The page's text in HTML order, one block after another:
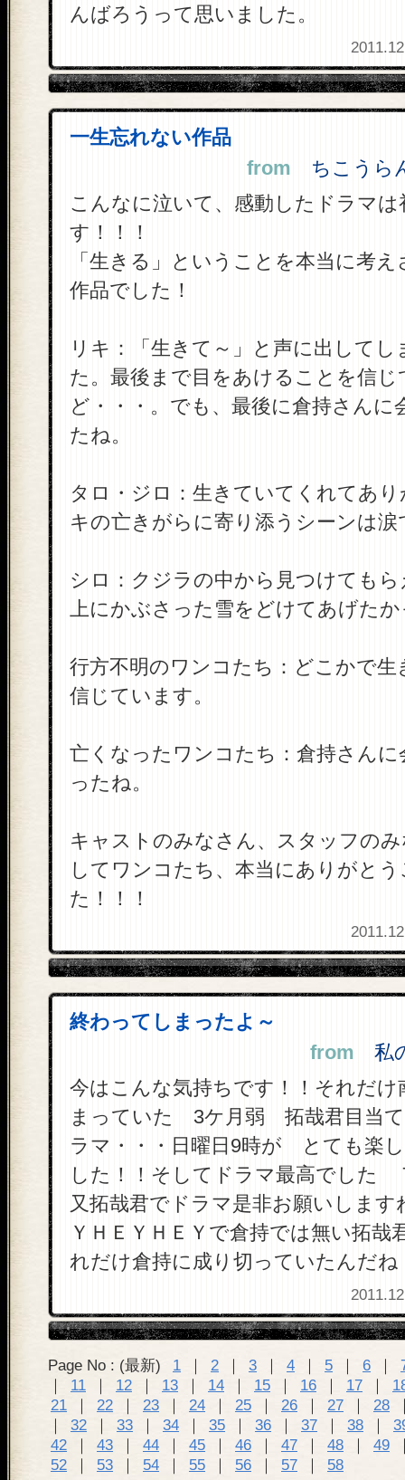
んばろうって思いました。
一生忘れない作品
from ちこうら
こんなに泣いて、感動したドラマは
す！！！
「生きる」ということを本当に考
作品でした！
リキ：「生きて～」と声に出してし
た。最後まで目をあけることを信じ
ど・・・。でも、最後に倉持さんに
たね。
タロ・ジロ：生きていてくれてあ
キの亡きがらに寄り添うシーンは涙
シロ：クジラの中から見つけても
上にかぶさった雪をどけてあげたか
行方不明のワンコたち：どこかで生
信じています。
亡くなったワンコたち：倉持さんに
ったね。
キャストのみなさん、スタッフの
してワンコたち、本当にありがと
た！！！
終わってしまったよ～
from 私
今はこんな気持ちです！！それだけ
まっていた 3ケ月弱 拓哉君目当
ラマ・・・日曜日9時が とても楽
した！！そしてドラマ最高でした
又拓哉君でドラマ是非お願いします
ＹＨＥＹＨＥＹで倉持では無い拓哉
れだけ倉持に成り切っていたんだね
Page No : (最新) 1 ｜ 2 ｜ 3 ｜ 4 ｜ 5 ｜ 6 ｜
｜
11 ｜ 12 ｜ 13 ｜ 14 ｜ 15 ｜ 16 ｜ 17 ｜
21
｜ 22 ｜ 23 ｜ 24 ｜ 25 ｜ 26 ｜ 27 ｜ 28
｜
32 ｜ 33 ｜ 34 ｜ 35 ｜ 36 ｜ 37 ｜ 38 ｜
42
｜ 43 ｜ 44 ｜ 45 ｜ 46 ｜ 47 ｜ 48 ｜ 49
52
｜ 53 ｜ 54 ｜ 55 ｜ 56 ｜ 57 ｜ 58